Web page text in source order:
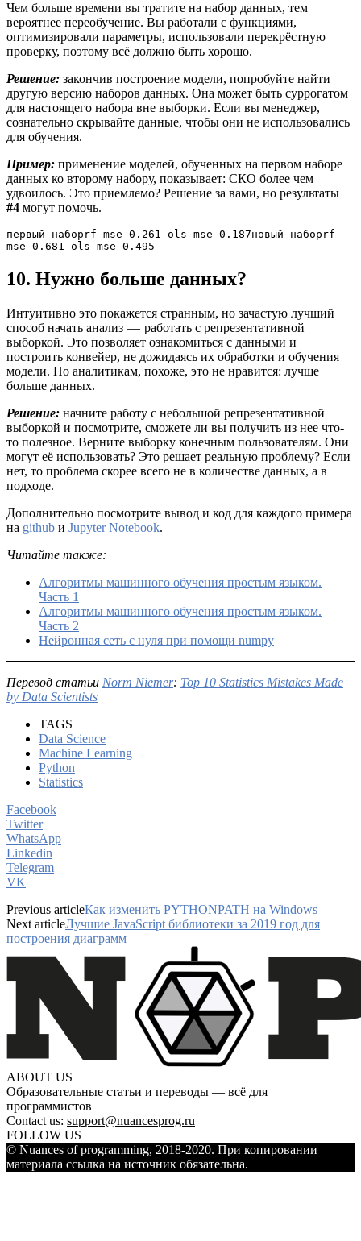
Чем больше времени вы тратите на набор данных, тем
вероятнее переобучение. Вы работали с функциями,
оптимизировали параметры, использовали перекрёстную
проверку, поэтому всё должно быть хорошо.
Решение: закончив построение модели, попробуйте найти
другую версию наборов данных. Она может быть суррогатом
для настоящего набора вне выборки. Если вы менеджер,
сознательно скрывайте данные, чтобы они не использовались
для обучения.
Пример: применение моделей, обученных на первом наборе
данных ко второму набору, показывает: СКО более чем
удвоилось. Это приемлемо? Решение за вами, но результаты
#4 могут помочь.
первый наборrf mse 0.261 ols mse 0.187новый наборrf
mse 0.681 ols mse 0.495
10. Нужно больше данных?
Интуитивно это покажется странным, но зачастую лучший
способ начать анализ — работать с репрезентативной
выборкой. Это позволяет ознакомиться с данными и
построить конвейер, не дожидаясь их обработки и обучения
модели. Но аналитикам, похоже, это не нравится: лучше
больше данных.
Решение: начните работу с небольшой репрезентативной
выборкой и посмотрите, сможете ли вы получить из нее что-
то полезное. Верните выборку конечным пользователям. Они
могут её использовать? Это решает реальную проблему? Если
нет, то проблема скорее всего не в количестве данных, а в
подходе.
Дополнительно посмотрите вывод и код для каждого примера
на github и Jupyter Notebook.
Читайте также:
Алгоритмы машинного обучения простым языком.
Часть 1
Алгоритмы машинного обучения простым языком.
Часть 2
Нейронная сеть с нуля при помощи numpy
Перевод статьи Norm Niemer: Top 10 Statistics Mistakes Made
by Data Scientists
TAGS
Data Science
Machine Learning
Python
Statistics
Facebook
Twitter
WhatsApp
Linkedin
Telegram
VK
Previous articleКак изменить PYTHONPATH на Windows
Next articleЛучшие JavaScript библиотеки за 2019 год для
построения диаграмм
ABOUT US
Образовательные статьи и переводы — всё для
программистов
Contact us: support@nuancesprog.ru
FOLLOW US
© Nuances of programming, 2018-2020. При копировании
материала ссылка на источник обязательна.